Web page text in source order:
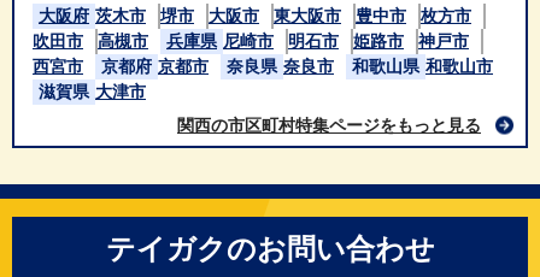
大阪府 茨木市 堺市 大阪市 東大阪市 豊中市
枚方市
吹田市
高槻市 兵庫県 尼崎市 明石市 姫路市
神戸市
西宮市
京都府 京都市 奈良県 奈良市 和歌山県 和歌山市
滋賀県 大津市
関西の市区町村特集ページをもっと見る
テイガクのお問い合わせ